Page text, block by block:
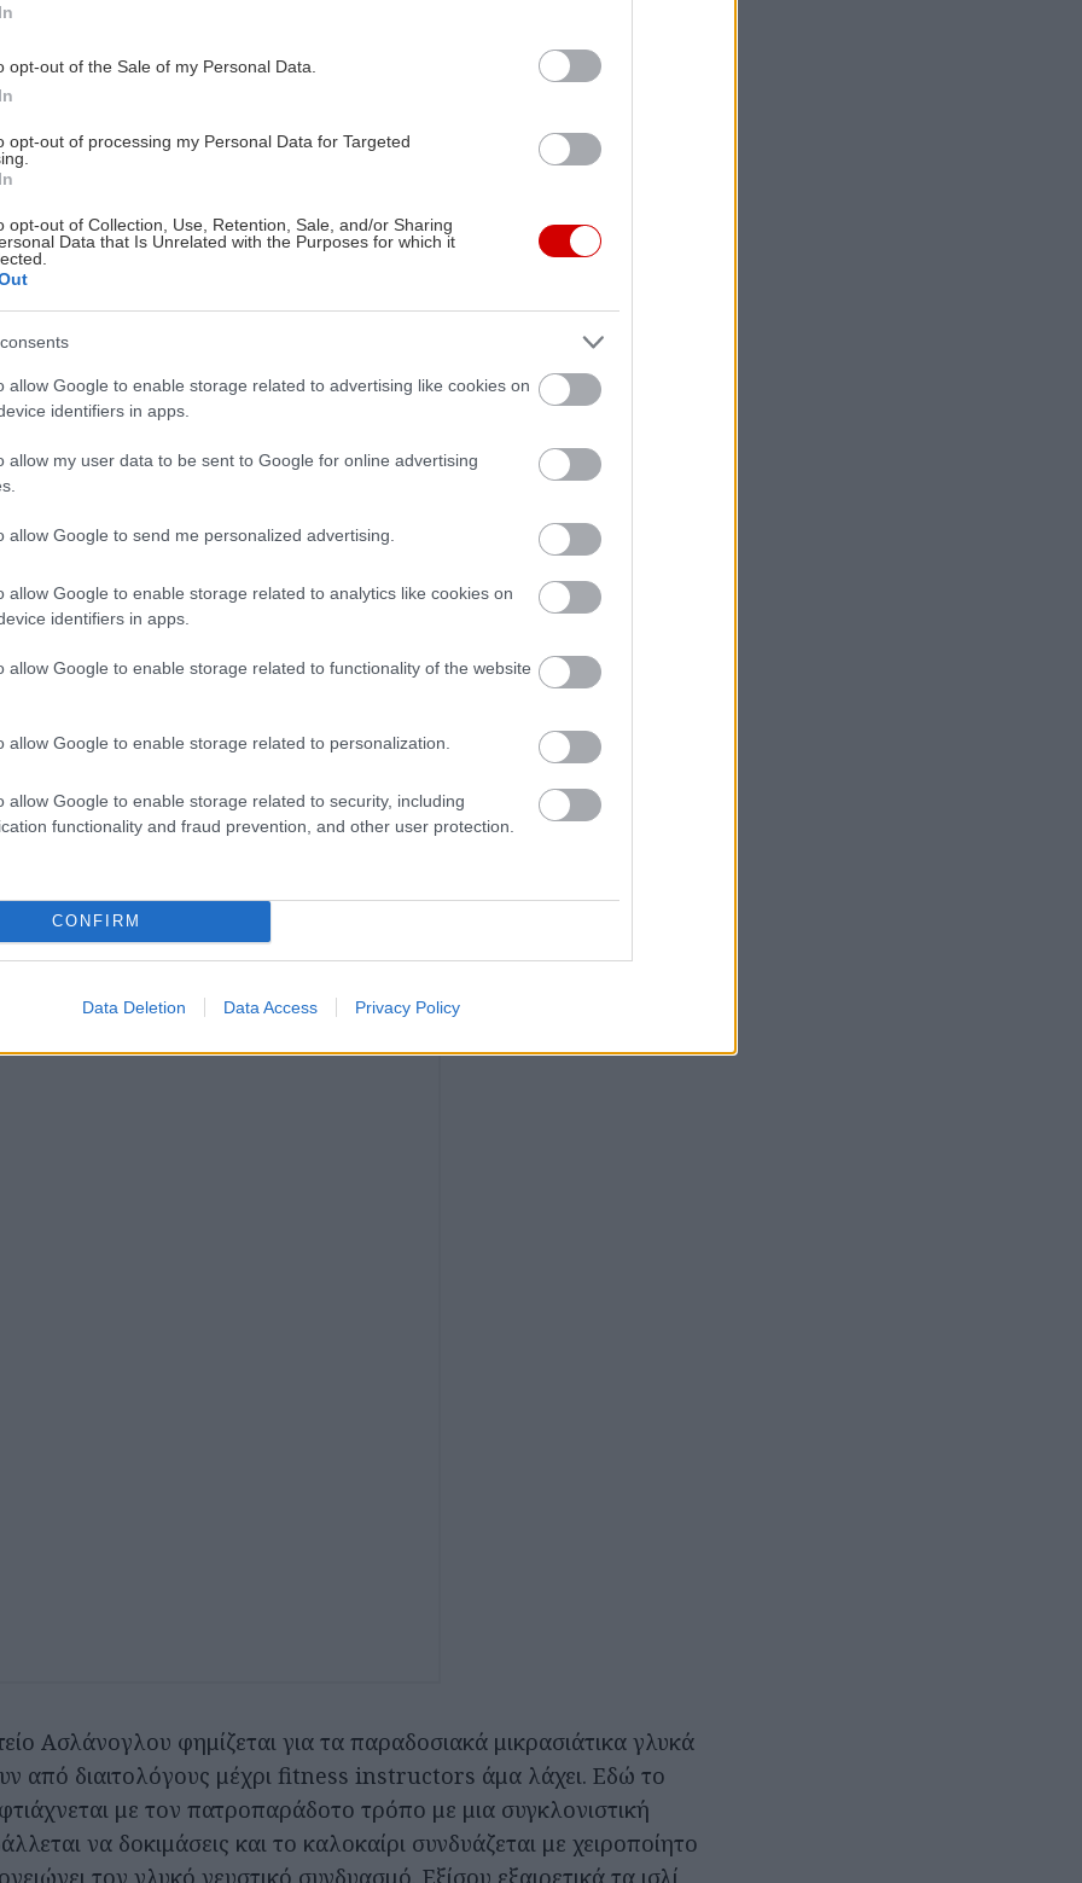
opt-out of the Sale of my Personal Data.
opt-out of processing my Personal Data for Targeted
opt-out of Collection, Use, Retention, Sale, and/or Sharing
Data that Is Unrelated with the Purposes for which it
allow Google to enable storage related to advertising like cookies on
identifiers in apps.
allow my user data to be sent to Google for online advertising
allow Google to send me personalized advertising.
allow Google to enable storage related to analytics like cookies on
identifiers in apps.
allow Google to enable storage related to functionality of the website
allow Google to enable storage related to personalization.
allow Google to enable storage related to security, including
functionality and fraud prevention, and other user protection.
CONFIRM
Data Deletion Data Access Privacy Policy
φορά που μπαίνει το καλοκαιράκι, εκτός από μπάνια, πολύωρες
ηλιοθεραπείες, κοκτεϊλάκια στο κύμα ή πρωινά σε δροσερά
στο βουνό- εμείς δεν κρίνουμε πώς την βρίσκει ο
είναι αλήθεια ότι λαχταράμε κι ένα κολασμένο παγωμένο
χαλάλι για τη δίαιτα και τη διατροφή που ρίξαμε τόσους μήνες.
τα πιο αγαπημένα γλυκά σκαρφαλώνει το εκμέκ παγωτό που έχει
παιδικές, εφηβικές κι ενήλικες καλοκαιρινές αναμνήσεις για
κρύψουμε ότι η μόνη μας έγνοια είναι να προλάβουμε πρώτοι το
Έτσι λοιπόν φτιάξαμε μια λίστα με τα καλύτερα εκμέκ παγωτά της
χρόνο: βουρ στα σιρόπια.
τηλ.:21 0492 0616
Ασλάνογλου φημίζεται για τα παραδοσιακά μικρασιάτικα γλυκά
από διαιτολόγους μέχρι fitness instructors άμα λάχει. Εδώ το
με τον πατροπαράδοτο τρόπο με μια συγκλονιστική
να δοκιμάσεις και το καλοκαίρι συνδυάζεται με χειροποίητο
τον γλυκό γευστικό συνδυασμό. Εξίσου εξαιρετικά τα ισλί,